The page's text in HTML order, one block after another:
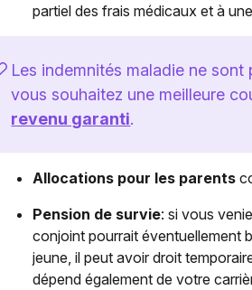
partiel des frais médicaux et à
Les indemnités maladie ne
vous souhaitez une meilleure
revenu garanti.
Allocations pour les parents
Pension de survie: si vous
conjoint pourrait éventuellement
jeune, il peut avoir droit
dépend également de votre